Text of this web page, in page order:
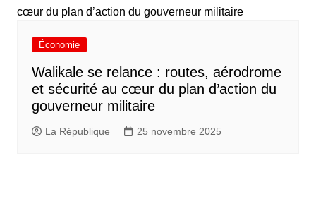
Économie
Walikale se relance : routes, aérodrome
et sécurité au cœur du plan d’action du
gouverneur militaire
La République 25 novembre 2025